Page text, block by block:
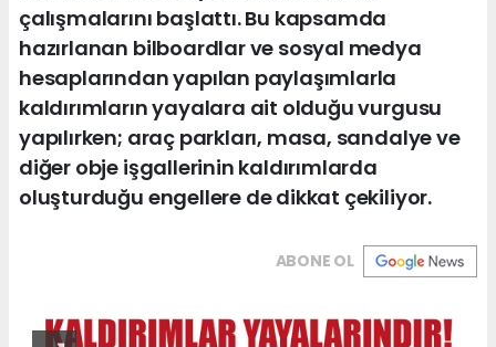
çalışmalarını başlattı. Bu kapsamda
hazırlanan bilboardlar ve sosyal medya
hesaplarından yapılan paylaşımlarla
kaldırımların yayalara ait olduğu vurgusu
yapılırken; araç parkları, masa, sandalye ve
diğer obje işgallerinin kaldırımlarda
oluşturduğu engellere de dikkat çekiliyor.
ABONE OL